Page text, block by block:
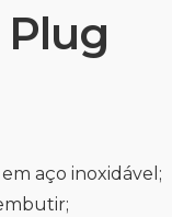
aço inoxidável;